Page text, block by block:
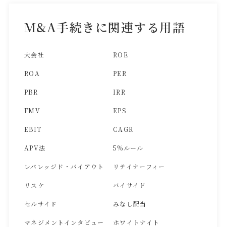
M&A手続きに関連する用語
大会社 ROE
ROA PER
PBR IRR
FMV EPS
EBIT CAGR
APV法 5%ルール
レバレッジド・バイアウト リテイナーフィー
リスケ バイサイド
セルサイド みなし配当
マネジメントインタビュー ホワイトナイト